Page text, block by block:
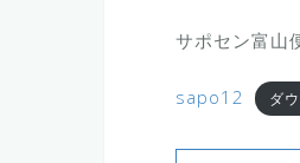
サポセン富山
sapo12 ダ